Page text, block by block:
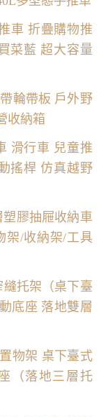
車 折疊購物推
菜藍 超大容量
輪帶板 戶外野
收納箱
滑行車 兒童推
搖桿 仿真越野
塑膠抽屜收納車
架/收納架/工具
縫托架（桌下臺
底座 落地雙層
物架 桌下臺式
（落地三層托